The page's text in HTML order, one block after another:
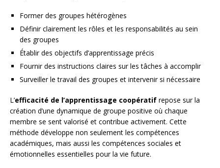
Former des groupes hétérogènes
Définir clairement les rôles et les responsabilités au sein
des groupes
Établir des objectifs d’apprentissage précis
Fournir des instructions claires sur les tâches à accomplir
Surveiller le travail des groupes et intervenir si nécessaire
L’efficacité de l’apprentissage coopératif repose sur la
création d’une dynamique de groupe positive où chaque
membre se sent valorisé et contribue activement. Cette
méthode développe non seulement les compétences
académiques, mais aussi les compétences sociales et
émotionnelles essentielles pour la vie future.